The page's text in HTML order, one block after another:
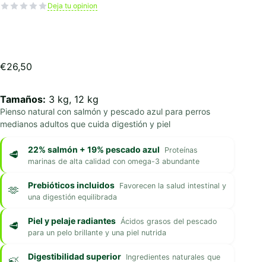
Deja tu opinion
€26,50
Tamaños: 3 kg, 12 kg
Pienso natural con salmón y pescado azul para perros
medianos adultos que cuida digestión y piel
22% salmón + 19% pescado azul
Proteínas
marinas de alta calidad con omega-3 abundante
Prebióticos incluidos Favorecen la salud intestinal y
una digestión equilibrada
Piel y pelaje radiantes Ácidos grasos del pescado
para un pelo brillante y una piel nutrida
Digestibilidad superior Ingredientes naturales que